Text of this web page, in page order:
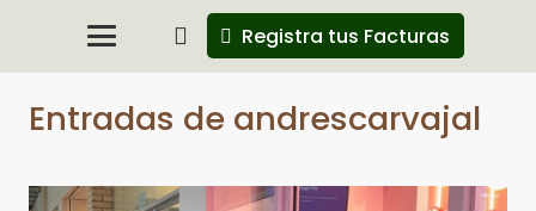
Registra tus Facturas
Entradas de andrescarvajal